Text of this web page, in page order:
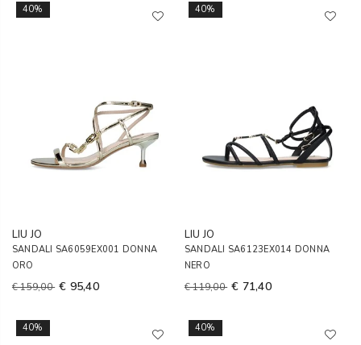
40%
LIU JO
SANDALI SA6059EX001 DONNA
ORO
€ 159,00 € 95,40
40%
LIU JO
SANDALI SA6123EX014 DONNA
NERO
€ 119,00 € 71,40
40% 40%